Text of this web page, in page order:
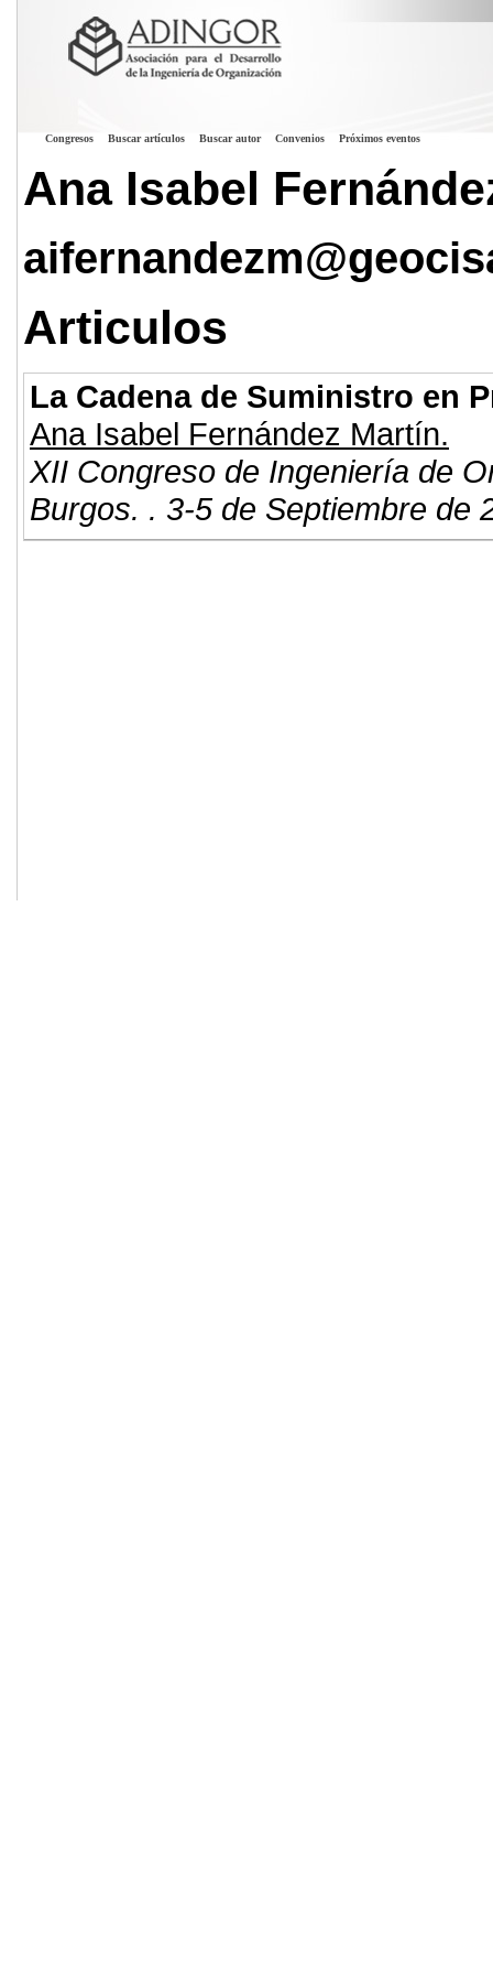
Congresos Buscar artículos Buscar autor Convenios Próximos eventos
Ana Isabel
Articulos
La Cadena de Suministro en
Ana Isabel Fernández Martín.
XII Congreso de Ingeniería de
Burgos. . 3-5 de Septiembre de